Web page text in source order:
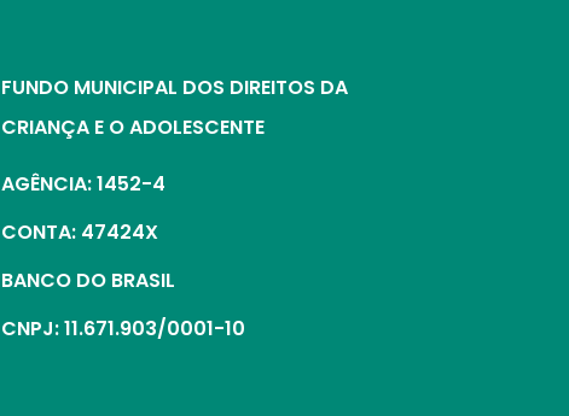
FUNDO MUNICIPAL DOS DIREITOS DA
CRIANÇA E O ADOLESCENTE
AGÊNCIA: 1452-4
CONTA: 47424X
BANCO DO BRASIL
CNPJ: 11.671.903/0001-10